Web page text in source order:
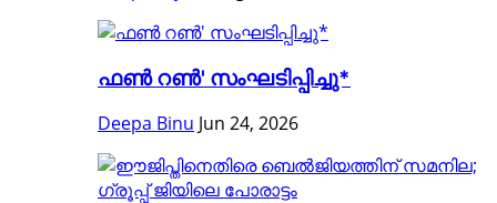
ഫൺ റൺ' സംഘടിപ്പിച്ചു*
Deepa Binu Jun 24, 2026